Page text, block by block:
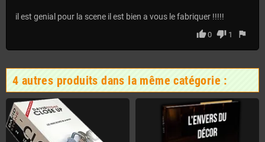
il est genial pour la scene il est bien a vous le fabriquer !!!!!
thumb_up0 thumb_down 1 flag
4 autres produits dans la même catégorie :